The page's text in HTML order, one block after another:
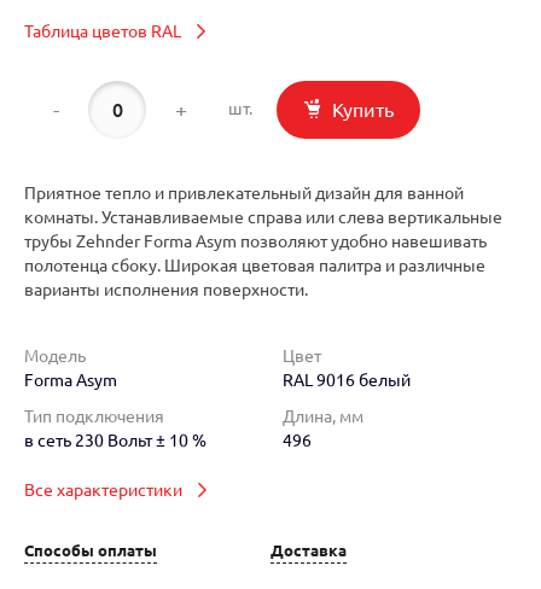
Таблица цветов RAL
- + шт. Купить
Приятное тепло и привлекательный дизайн для ванной
комнаты. Устанавливаемые справа или слева вертикальные
трубы Zehnder Forma Asym позволяют удобно навешивать
полотенца сбоку. Широкая цветовая палитра и различные
варианты исполнения поверхности.
Модель
Forma Asym
Цвет
RAL 9016 белый
Тип подключения
в сеть 230 Вольт ± 10 %
Длина, мм
496
Все характеристики
Способы оплаты Доставка